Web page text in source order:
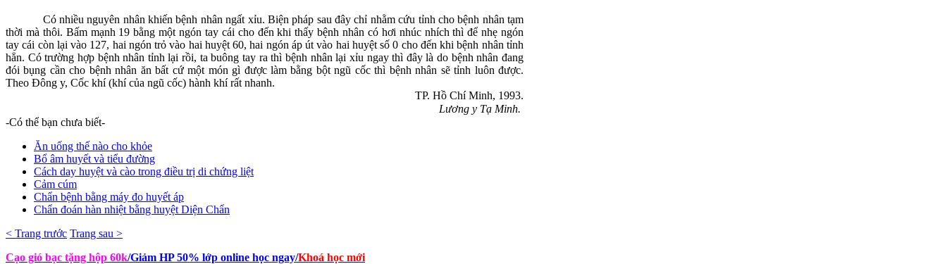
Có nhiều nguyên nhân khiến bệnh nhân ngất xỉu. Biện pháp sau đây chỉ nhằm cứu tỉnh cho bệnh nhân tạm
thời mà thôi. Bấm mạnh 19 bằng một ngón tay cái cho đến khi thấy bệnh nhân có hơi nhúc nhích thì để nhẹ ngón
tay cái còn lại vào 127, hai ngón trỏ vào hai huyệt 60, hai ngón áp út vào hai huyệt số 0 cho đến khi bệnh nhân tỉnh
hẳn. Có trường hợp bệnh nhân tỉnh lại rồi, ta buông tay ra thì bệnh nhân lại xỉu ngay thì đây là do bệnh nhân đang
đói bụng cần cho bệnh nhân ăn bất cứ một món gì được làm bằng bột ngũ cốc thì bệnh nhân sẽ tỉnh luôn được.
Theo Đông y, Cốc khí (khí của ngũ cốc) hành khí rất nhanh.
TP. Hồ Chí Minh, 1993.
Lương y Tạ Minh.
-Có thể bạn chưa biết-
Ăn uống thế nào cho khỏe
Bổ âm huyết và tiểu đường
Cách day huyệt và cào trong điều trị di chứng liệt
Cảm cúm
Chẩn bệnh bằng máy đo huyết áp
Chẩn đoán hàn nhiệt bằng huyệt Diện Chẩn
< Trang trước Trang sau >
Cạo gió bạc tặng hộp 60k/Giảm HP 50% lớp online học ngay/Khoá học mới